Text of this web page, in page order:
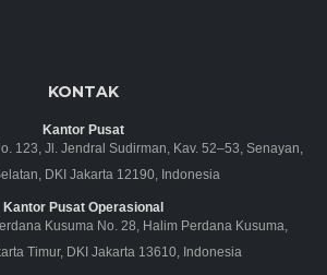
KONTAK
Kantor Pusat
123, Jl. Jendral Sudirman, Kav. 52–53, Senayan,
DKI Jakarta 12190, Indonesia
Kantor Pusat Operasional
Kusuma No. 28, Halim Perdana Kusuma,
Timur, DKI Jakarta 13610, Indonesia